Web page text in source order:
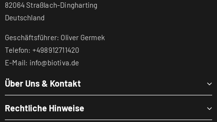
82064 Straßlach-Dingharting
Deutschland
Geschäftsführer: Oliver Germek
Telefon: +498912711420
E-Mail: info@biotiva.de
Über Uns & Kontakt
Rechtliche Hinweise